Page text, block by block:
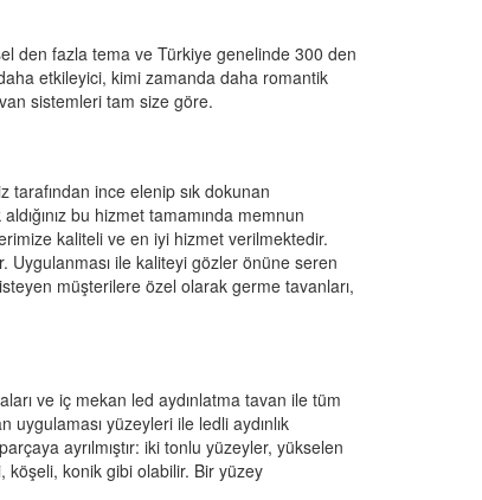
den fazla tema ve Türkiye genelinde 300 den
etkileyici, kimi zamanda daha romantik
sistemleri tam size göre.
tarafından ince elenip sık dokunan
bu hizmet tamamında memnun
kaliteli ve en iyi hizmet verilmektedir.
Uygulanması ile kaliteyi gözler önüne seren
müşterilere özel olarak germe tavanları,
ve iç mekan led aydınlatma tavan ile tüm
yüzeyleri ile ledli aydınlık
ayrılmıştır: iki tonlu yüzeyler, yükselen
köşeli, konik gibi olabilir. Bir yüzey